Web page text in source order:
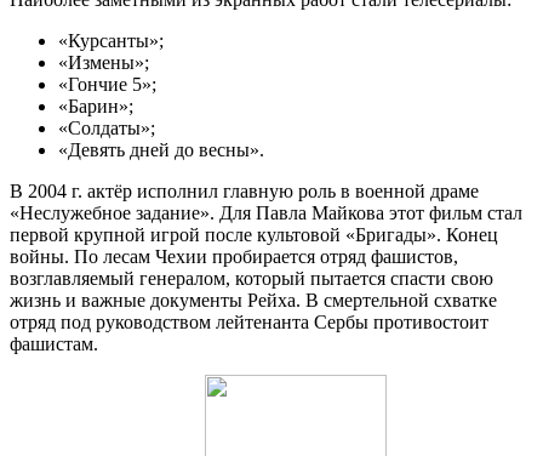
«Курсанты»;
«Измены»;
«Гончие 5»;
«Барин»;
«Солдаты»;
«Девять дней до весны».
В 2004 г. актёр исполнил главную роль в военной драме
«Неслужебное задание». Для Павла Майкова этот фильм стал
первой крупной игрой после культовой «Бригады». Конец
войны. По лесам Чехии пробирается отряд фашистов,
возглавляемый генералом, который пытается спасти свою
жизнь и важные документы Рейха. В смертельной схватке
отряд под руководством лейтенанта Сербы противостоит
фашистам.